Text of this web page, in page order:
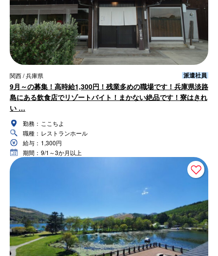
関西 / 兵庫県 派遣社員
9月～の募集！高時給1,300円！残業多めの職場です！兵庫県淡路
島にある飲食店でリゾートバイト！まかない絶品です！寮はきれ
い …
勤務： ここちよ
職種： レストランホール
給与： 1,300円
期間： 9/1～3か月以上